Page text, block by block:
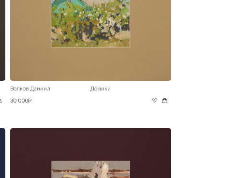
Волков Даниил Домики
30 000₽